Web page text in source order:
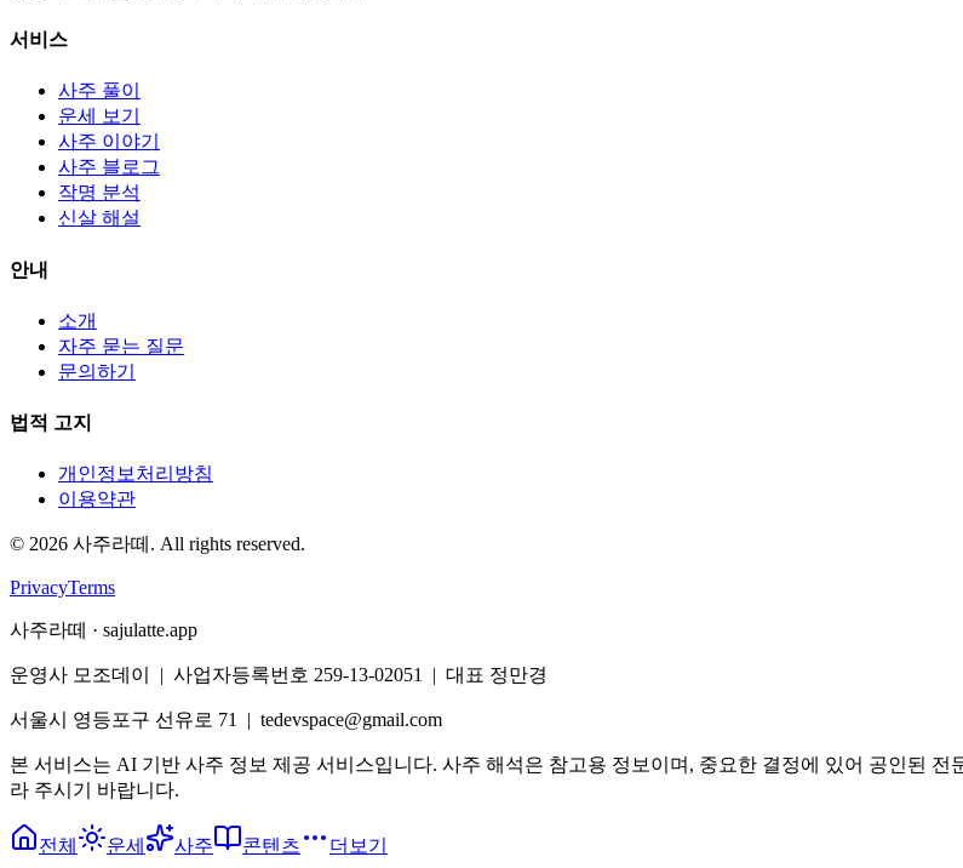
서비스
사주 풀이
운세 보기
사주 이야기
사주 블로그
작명 분석
신살 해설
안내
소개
자주 묻는 질문
문의하기
법적 고지
개인정보처리방침
이용약관
© 2026 사주라떼. All rights reserved.
PrivacyTerms
사주라떼 · sajulatte.app
운영사 모조데이 | 사업자등록번호 259-13-02051 | 대표 정만경
서울시 영등포구 선유로 71 | tedevspace@gmail.com
본 서비스는 AI 기반 사주 정보 제공 서비스입니다. 사주 해석은 참고용 정보이며, 중요한 결정에 있어 공인된
라 주시기 바랍니다.
전체 운세 사주 콘텐츠 더보기